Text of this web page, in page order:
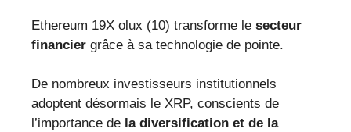
Ethereum 19X olux (10) transforme le secteur
financier grâce à sa technologie de pointe.
De nombreux investisseurs institutionnels
adoptent désormais le XRP, conscients de
l’importance de la diversification et de la